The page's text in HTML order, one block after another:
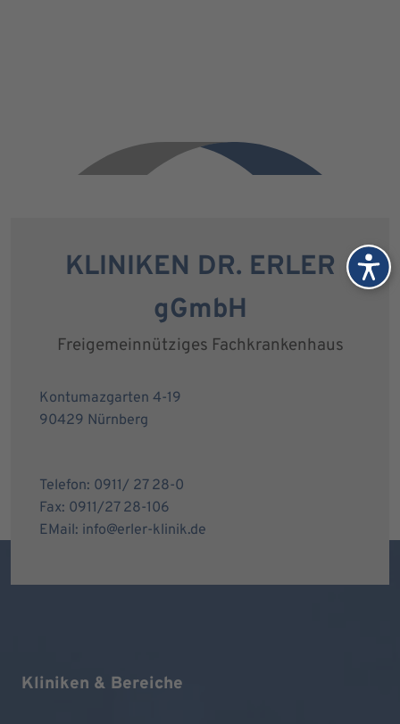
KLINIKEN DR. ERLER
gGmbH
Freigemeinnütziges Fachkrankenhaus
Kontumazgarten 4-19
90429 Nürnberg
Telefon: 0911/ 27 28-0
Fax: 0911/27 28-106
EMail: info@erler-klinik.de
Kliniken & Bereiche